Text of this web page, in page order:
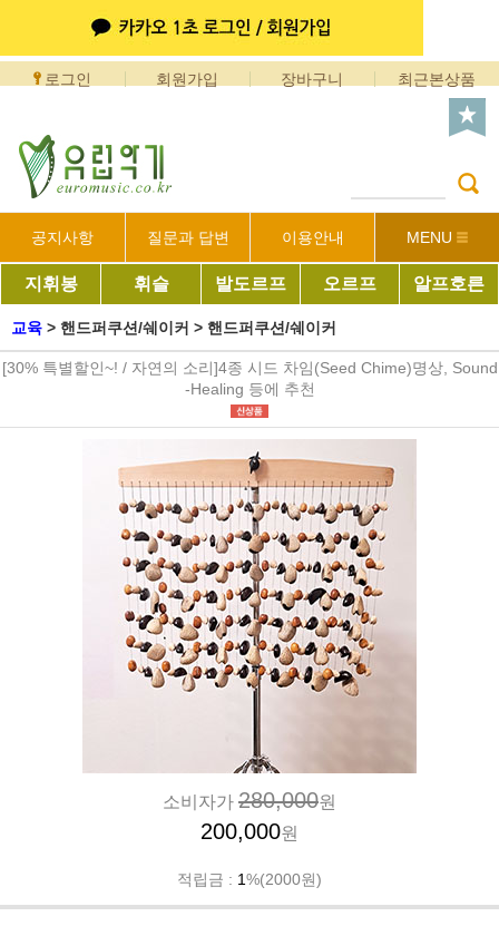
로그인 회원가입 장바구니 최근본상품
공지사항 질문과 답변 이용안내 MENU
지휘봉 휘슬 발도르프 오르프 알프호른
교육 > 핸드퍼쿠션/쉐이커 > 핸드퍼쿠션/쉐이커
[30% 특별할인~! / 자연의 소리]4종 시드 차임(Seed Chime)명상, Sound
-Healing 등에 추천
소비자가 280,000원
200,000원
적립금 : 1%(2000원)